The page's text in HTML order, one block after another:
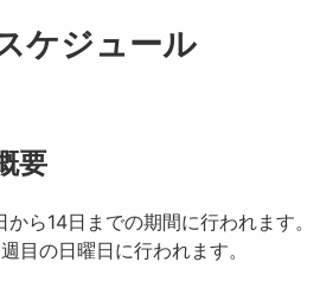
ケジュール
要
ら14日までの期間に行われます。
目の日曜日に行われます。